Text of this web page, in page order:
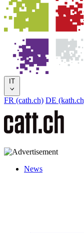
IT
FR (cath.ch) DE
News